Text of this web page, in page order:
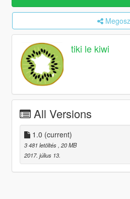
tiki le kiwi
All Versions
1.0 (current)
3 481 letöltés , 20 MB
2017. július 13.